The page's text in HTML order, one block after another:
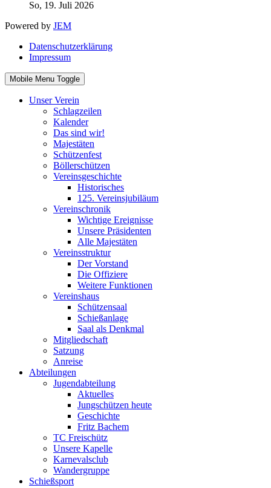
So, 19. Juli 2026
Powered by JEM
Datenschutzerklärung
Impressum
Mobile Menu Toggle
Unser Verein
Schlagzeilen
Kalender
Das sind wir!
Majestäten
Schützenfest
Böllerschützen
Vereinsgeschichte
Historisches
125. Vereinsjubiläum
Vereinschronik
Wichtige Ereignisse
Unsere Präsidenten
Alle Majestäten
Vereinsstruktur
Der Vorstand
Die Offiziere
Weitere Funktionen
Vereinshaus
Schützensaal
Schießanlage
Saal als Denkmal
Mitgliedschaft
Satzung
Anreise
Abteilungen
Jugendabteilung
Aktuelles
Jungschützen heute
Geschichte
Fritz Bachem
TC Freischütz
Unsere Kapelle
Karnevalsclub
Wandergruppe
Schießsport